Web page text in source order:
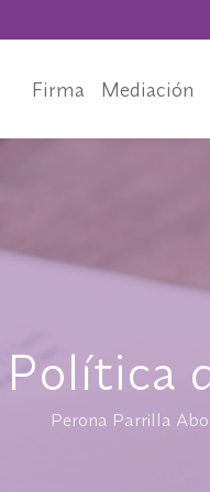
Firma Mediación
Política
Perona Parrilla